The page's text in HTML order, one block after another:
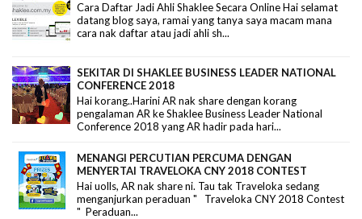
Cara Daftar Jadi Ahli Shaklee Secara Online Hai selamat
datang blog saya, ramai yang tanya saya macam mana
cara nak daftar atau jadi ahli sh...
SEKITAR DI SHAKLEE BUSINESS LEADER NATIONAL
CONFERENCE 2018
Hai korang..Harini AR nak share dengan korang
pengalaman AR ke Shaklee Business Leader National
Conference 2018 yang AR hadir pada hari...
MENANGI PERCUTIAN PERCUMA DENGAN
MENYERTAI TRAVELOKA CNY 2018 CONTEST
Hai uolls, AR nak share ni. Tau tak Traveloka sedang
menganjurkan peraduan " Traveloka CNY 2018 Contest
" Peraduan...